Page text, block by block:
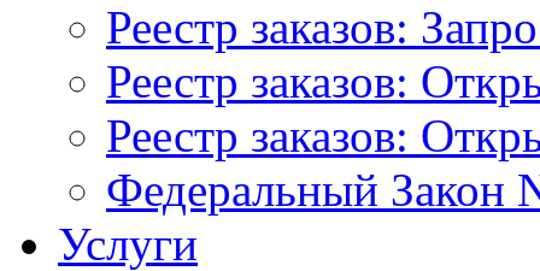
Реестр заказов:
Реестр заказов:
Реестр заказов:
Федеральный Закон
Услуги